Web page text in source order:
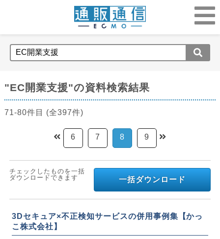
"EC開業支援"の資料検索結果
71-80件目 (全397件)
6 7 8 9
一括ダウンロード
チェックしたものを一括
ダウンロードできます
3Dセキュア×不正検知サービスの併用事例集【かっ
こ株式会社】